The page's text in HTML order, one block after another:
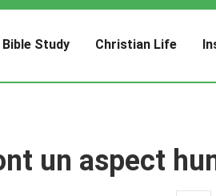
Bible Study Christian Life
un aspect